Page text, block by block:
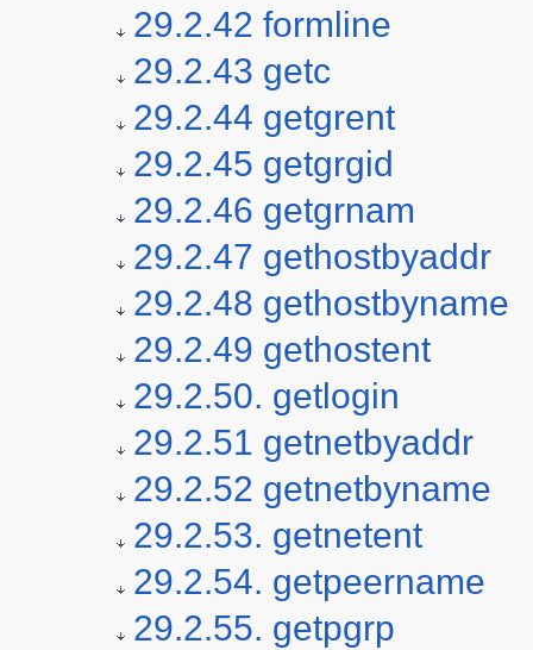
29.2.42 formline
29.2.43 getc
29.2.44 getgrent
29.2.45 getgrgid
29.2.46 getgrnam
29.2.47 gethostbyaddr
29.2.48 gethostbyname
29.2.49 gethostent
29.2.50. getlogin
29.2.51 getnetbyaddr
29.2.52 getnetbyname
29.2.53. getnetent
29.2.54. getpeername
29.2.55. getpgrp